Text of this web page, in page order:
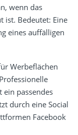
wenn das
ist. Bedeutet: Eine
eines auffälligen
Werbeflächen
ein passendes
durch eine Social
Facebook